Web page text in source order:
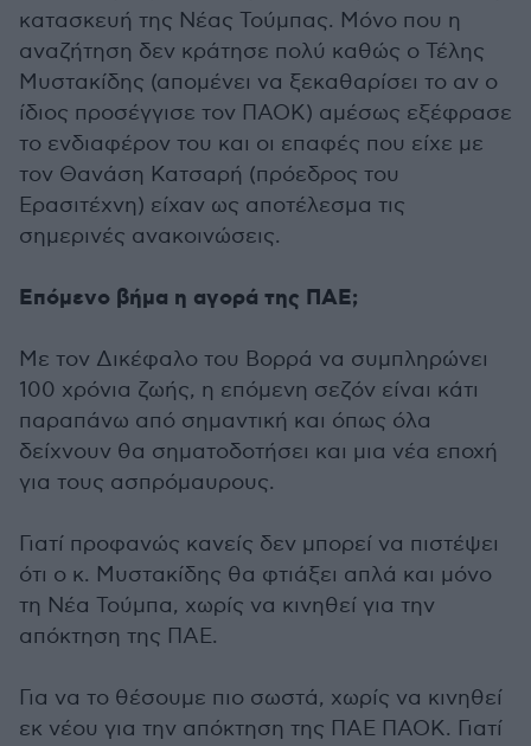
κατασκευή της Νέας Τούμπας. Μόνο που η
αναζήτηση δεν κράτησε πολύ καθώς ο Τέλης
Μυστακίδης (απομένει να ξεκαθαρίσει το αν ο
ίδιος προσέγγισε τον ΠΑΟΚ) αμέσως εξέφρασε
το ενδιαφέρον του και οι επαφές που είχε με
τον Θανάση Κατσαρή (πρόεδρος του
Ερασιτέχνη) είχαν ως αποτέλεσμα τις
σημερινές ανακοινώσεις.
Επόμενο βήμα η αγορά της ΠΑΕ;
Με τον Δικέφαλο του Βορρά να συμπληρώνει
100 χρόνια ζωής, η επόμενη σεζόν είναι κάτι
παραπάνω από σημαντική και όπως όλα
δείχνουν θα σηματοδοτήσει και μια νέα εποχή
για τους ασπρόμαυρους.
Γιατί προφανώς κανείς δεν μπορεί να πιστέψει
ότι ο κ. Μυστακίδης θα φτιάξει απλά και μόνο
τη Νέα Τούμπα, χωρίς να κινηθεί για την
απόκτηση της ΠΑΕ.
Για να το θέσουμε πιο σωστά, χωρίς να κινηθεί
εκ νέου για την απόκτηση της ΠΑΕ ΠΑΟΚ. Γιατί